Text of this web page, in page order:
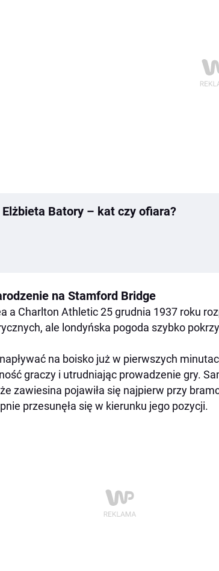
Elżbieta Batory – kat czy ofiara?
na Stamford Bridge
a Charlton Athletic 25 grudnia 1937 roku
ale londyńska pogoda szybko
napływać na boisko już w pierwszych
graczy i utrudniając prowadzenie gry.
zawiesina pojawiła się najpierw przy
przesunęła się w kierunku jego pozycji.